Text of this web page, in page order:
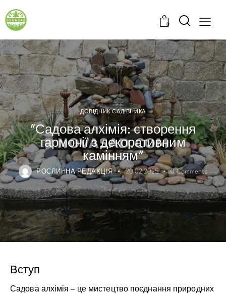
0
ДОВІДНИК САДІВНИКА
“Садова алхімія: створення
гармонії з декоративним
камінням”
РОСЛИННА РЕДАКЦІЯ 20.02.2025 0 Comments
Вступ
Садова алхімія – це мистецтво поєднання природних